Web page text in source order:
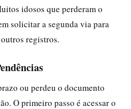
idosos que perderam o
solicitar a segunda via para
registros.
ou perdeu o documento
O primeiro passo é acessar o